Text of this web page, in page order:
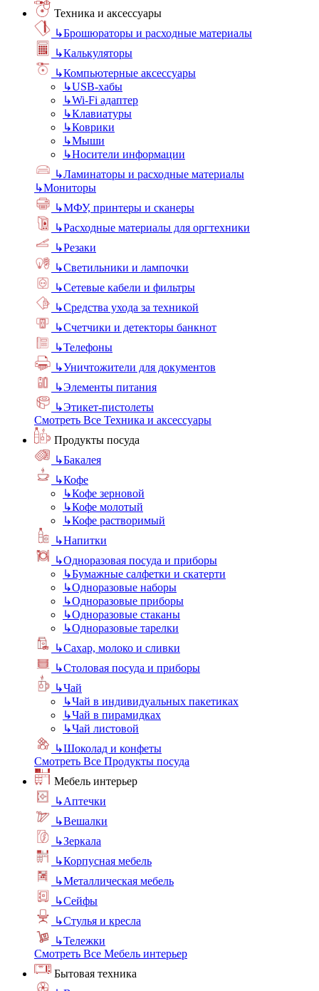
Техника и аксессуары
↳Брошюраторы и расходные материалы
↳Калькуляторы
↳Компьютерные аксессуары
↳USB-хабы
↳Wi-Fi адаптер
↳Клавиатуры
↳Коврики
↳Мыши
↳Носители информации
↳Ламинаторы и расходные материалы
↳Мониторы
↳МФУ, принтеры и сканеры
↳Расходные материалы для оргтехники
↳Резаки
↳Светильники и лампочки
↳Сетевые кабели и фильтры
↳Средства ухода за техникой
↳Счетчики и детекторы банкнот
↳Телефоны
↳Уничтожители для документов
↳Элементы питания
↳Этикет-пистолеты
Смотреть Все Техника и аксессуары
Продукты посуда
↳Бакалея
↳Кофе
↳Кофе зерновой
↳Кофе молотый
↳Кофе растворимый
↳Напитки
↳Одноразовая посуда и приборы
↳Бумажные салфетки и скатерти
↳Одноразовые наборы
↳Одноразовые приборы
↳Одноразовые стаканы
↳Одноразовые тарелки
↳Сахар, молоко и сливки
↳Столовая посуда и приборы
↳Чай
↳Чай в индивидуальных пакетиках
↳Чай в пирамидках
↳Чай листовой
↳Шоколад и конфеты
Смотреть Все Продукты посуда
Мебель интерьер
↳Аптечки
↳Вешалки
↳Зеркала
↳Корпусная мебель
↳Металлическая мебель
↳Сейфы
↳Стулья и кресла
↳Тележки
Смотреть Все Мебель интерьер
Бытовая техника